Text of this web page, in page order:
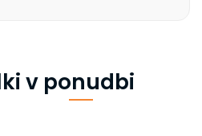
v ponudbi